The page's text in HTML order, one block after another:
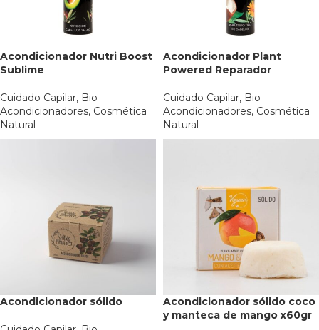
Acondicionador Nutri Boost
Sublime
Cuidado Capilar, Bio
Acondicionadores, Cosmética
Natural
Acondicionador Plant
Powered Reparador
Cuidado Capilar, Bio
Acondicionadores, Cosmética
Natural
Acondicionador sólido
Acondicionador sólido coco
y manteca de mango x60gr